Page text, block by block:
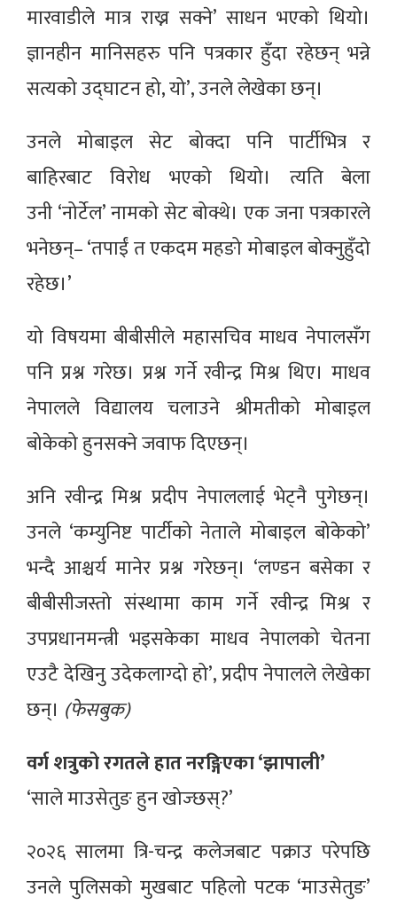
मारवाडीले मात्र राख्न सक्ने’ साधन भएको थियो।
ज्ञानहीन मानिसहरु पनि पत्रकार हुँदा रहेछन् भन्ने
सत्यको उद्घाटन हो, यो’, उनले लेखेका छन्।
उनले मोबाइल सेट बोक्दा पनि पार्टीभित्र र
बाहिरबाट विरोध भएको थियो। त्यति बेला
उनी ‘नोर्टेल’ नामको सेट बोक्थे। एक जना पत्रकारले
भनेछन्– ‘तपाईं त एकदम महङो मोबाइल बोक्नुहुँदो
रहेछ।’
यो विषयमा बीबीसीले महासचिव माधव नेपालसँग
पनि प्रश्न गरेछ। प्रश्न गर्ने रवीन्द्र मिश्र थिए। माधव
नेपालले विद्यालय चलाउने श्रीमतीको मोबाइल
बोकेको हुनसक्ने जवाफ दिएछन्।
अनि रवीन्द्र मिश्र प्रदीप नेपाललाई भेट्नै पुगेछन्।
उनले ‘कम्युनिष्ट पार्टीको नेताले मोबाइल बोकेको’
भन्दै आश्चर्य मानेर प्रश्न गरेछन्। ‘लण्डन बसेका र
बीबीसीजस्तो संस्थामा काम गर्ने रवीन्द्र मिश्र र
उपप्रधानमन्त्री भइसकेका माधव नेपालको चेतना
एउटै देखिनु उदेकलाग्दो हो’, प्रदीप नेपालले लेखेका
छन्। (फेसबुक)
वर्ग शत्रुको रगतले हात नरङ्गिएका ‘झापाली’
‘साले माउसेतुङ हुन खोज्छस्?’
२०२६ सालमा त्रि-चन्द्र कलेजबाट पक्राउ परेपछि
उनले पुलिसको मुखबाट पहिलो पटक ‘माउसेतुङ’